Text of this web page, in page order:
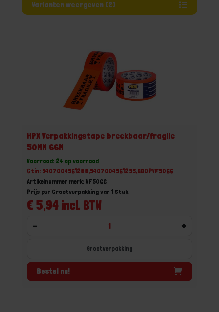
Varianten weergeven (2)
HPX Verpakkingstape breekbaar/fragile
50MM 66M
Voorraad: 24 op voorraad
Gtin: 5407004561288,5407004561295,BBOPVF5066
Artikelnummer merk: VF5066
€ 5,94 incl. BTW
Prijs per Grootverpakking van 1 Stuk
- +
Grootverpakking
Bestel nu!